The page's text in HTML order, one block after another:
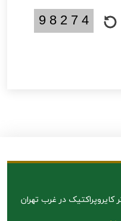
کایروپراکتیک در غرب تهران